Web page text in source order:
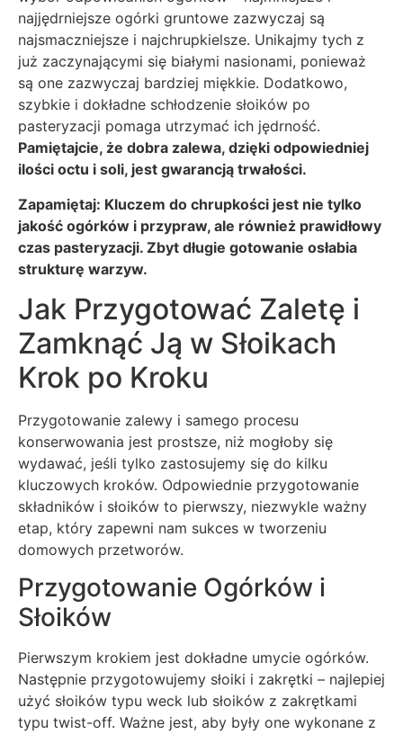
najjędrniejsze ogórki gruntowe zazwyczaj są
najsmaczniejsze i najchrupkielsze. Unikajmy tych z
już zaczynającymi się białymi nasionami, ponieważ
są one zazwyczaj bardziej miękkie. Dodatkowo,
szybkie i dokładne schłodzenie słoików po
pasteryzacji pomaga utrzymać ich jędrność.
Pamiętajcie, że dobra zalewa, dzięki odpowiedniej
ilości octu i soli, jest gwarancją trwałości.
Zapamiętaj: Kluczem do chrupkości jest nie tylko
jakość ogórków i przypraw, ale również prawidłowy
czas pasteryzacji. Zbyt długie gotowanie osłabia
strukturę warzyw.
Jak Przygotować Zaletę i
Zamknąć Ją w Słoikach
Krok po Kroku
Przygotowanie zalewy i samego procesu
konserwowania jest prostsze, niż mogłoby się
wydawać, jeśli tylko zastosujemy się do kilku
kluczowych kroków. Odpowiednie przygotowanie
składników i słoików to pierwszy, niezwykle ważny
etap, który zapewni nam sukces w tworzeniu
domowych przetworów.
Przygotowanie Ogórków i
Słoików
Pierwszym krokiem jest dokładne umycie ogórków.
Następnie przygotowujemy słoiki i zakrętki – najlepiej
użyć słoików typu weck lub słoików z zakrętkami
typu twist-off. Ważne jest, aby były one wykonane z